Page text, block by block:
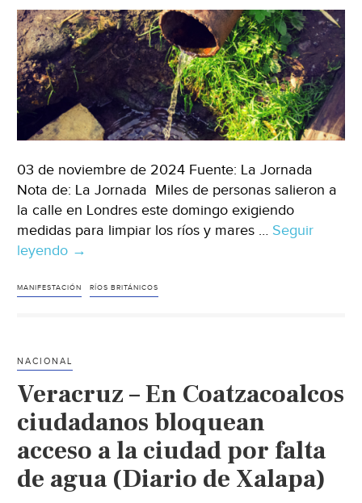
servicio
de
agua
potable
(El
Sol
de
Toluca)
03 de noviembre de 2024 Fuente: La Jornada
Nota de: La Jornada Miles de personas salieron a
la calle en Londres este domingo exigiendo
medidas para limpiar los ríos y mares … Seguir
leyendo Mundo-
participan
el
Agua
Limpia
en
Londres
(La
Jornada)
→
MANIFESTACIÓN RÍOS BRITÁNICOS
NACIONAL
Veracruz – En Coatzacoalcos
ciudadanos bloquean
acceso a la ciudad por falta
de agua (Diario de Xalapa)